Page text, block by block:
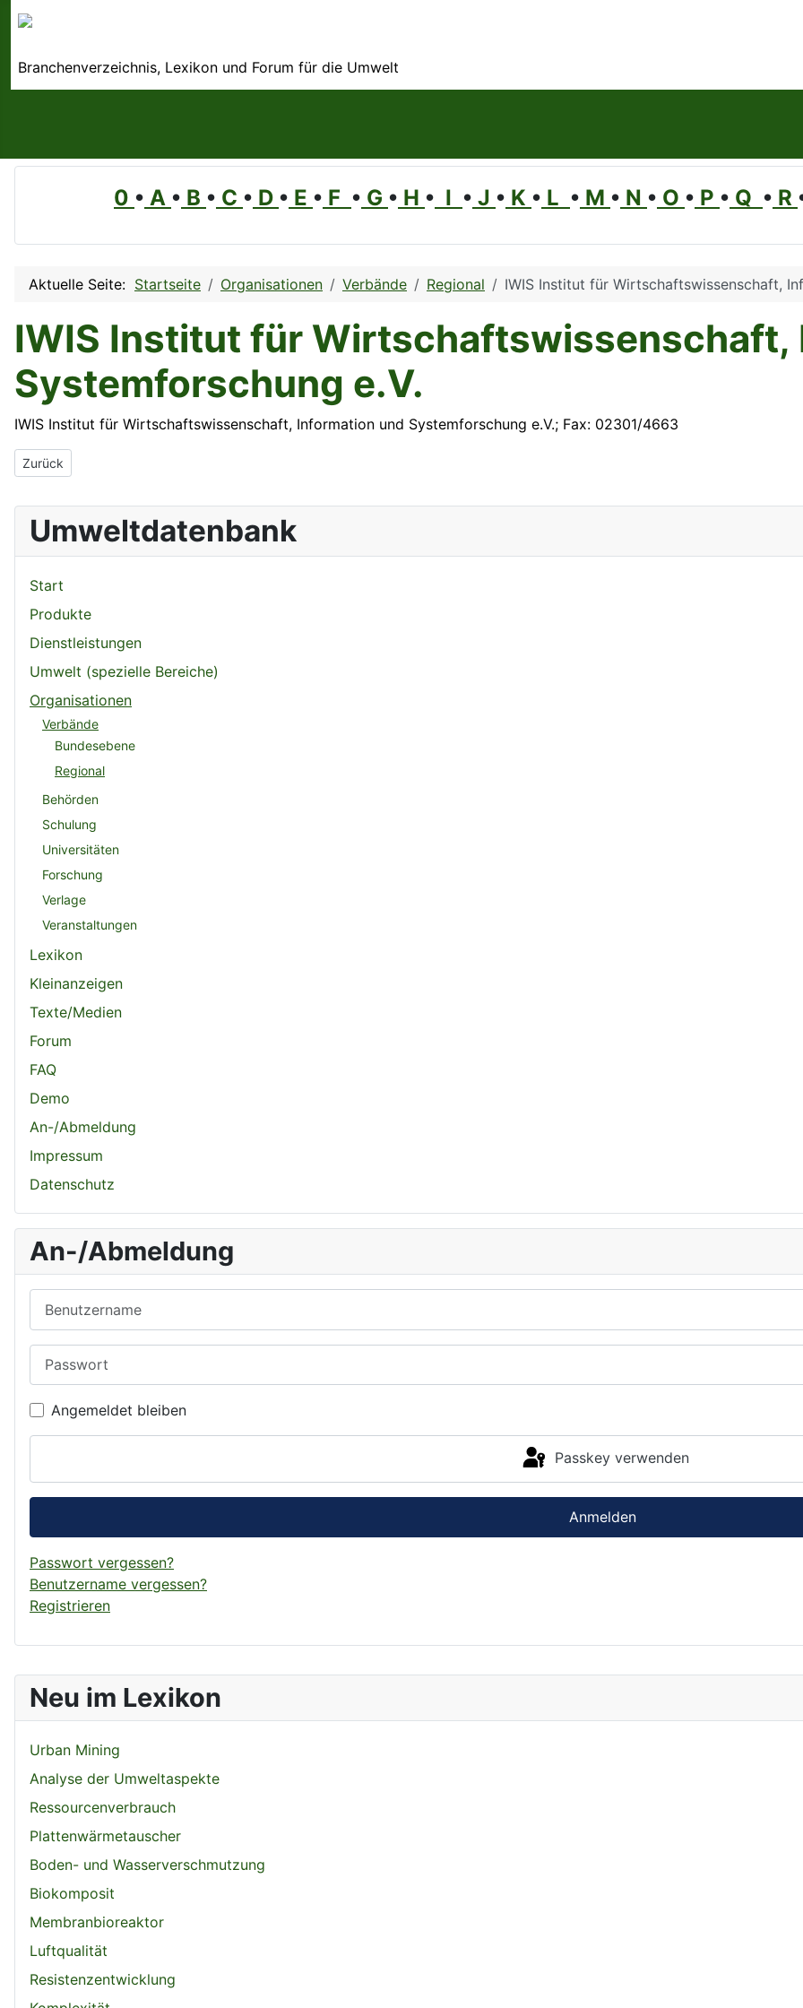
Branchenverzeichnis, Lexikon und Forum für die Umwelt
0 • A • B • C • D • E • F • G • H • I • J • K • L • M • N • O • P • Q • R
Neu im Lexikon
Urban Mining
Analyse der Umweltaspekte
Ressourcenverbrauch
Plattenwärmetauscher
Boden- und Wasserverschmutzung
Biokomposit
Membranbioreaktor
Luftqualität
Resistenzentwicklung
Aktuelle Seite: Startseite Organisationen Verbände Regional IWIS Institut für Wirtschaftswissenschaft,
IWIS Institut für Wirtschaftswissenschaft,
Systemforschung e.V.
IWIS Institut für Wirtschaftswissenschaft, Information und Systemforschung e.V.; Fax: 02301/4663
Vorheriger Beitrag: Ingewa Ingenieurverband Wasser- und Abfallwirtschaft e.V.
Zurück
Umweltdatenbank
Start
Produkte
Dienstleistungen
Umwelt (spezielle Bereiche)
Organisationen
Verbände
Bundesebene
Regional
Behörden
Schulung
Universitäten
Forschung
Verlage
Veranstaltungen
Lexikon
Kleinanzeigen
Texte/Medien
Forum
FAQ
Demo
An-/Abmeldung
Impressum
Datenschutz
An-/Abmeldung
Angemeldet bleiben
Passkey verwenden
Anmelden
Passwort vergessen?
Benutzername vergessen?
Registrieren